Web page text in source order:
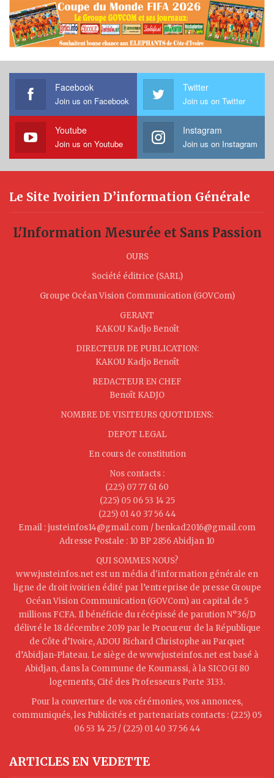
Facebook
Join us on Facebook
Twitter
Join us on Twitter
Youtube
Join us on Youtube
Instagram
Join us on Instagram
Le Site Ivoirien D’information Générale
L'Information Mesurée et Sans Passion
OURS
Société éditrice (SARL)
Groupe Océan Vision Communication (GOVCom)
GERANT
KAKOU Kadjo Benoît
DIRECTEUR DE PUBLICATION:
KAKOU Kadjo Benoît
REDACTEUR EN CHEF
Benoît KADJO
NOMBRE DE VISITEURS QUOTIDIENS:
DEPOT LEGAL
En cours de constitution
Nos contacts :
(225) 07 77 61 60
(225) 05 06 53 14 25
(225) 01 40 37 56 44
Email : justeinfos14@gmail.com / benkad2016@gmail.com
Adresse Postale : 10 BP 2856 Abidjan 10
QUI SOMMES NOUS?
www.justeinfos.net est un média d'information générale en
ligne de droit ivoirien édité par l’entreprise de presse Groupe
Océan Vision Communication (GOVCom) au capital de 5
millions FCFA. Il bénéficie du récépissé de parution N°36/D
délivré le 18 décembre 2019 par le Procureur de la République
de Côte d’Ivoire, ADOU Richard Christophe au Parquet
d’Abidjan-Plateau. Le siège de www.justeinfos.net est basé à
Abidjan, dans la Commune de Koumassi, à la SICOGI 80
logements, Cité des Professeurs Porte 3133.
Pour la couverture de vos cérémonies, vos annonces,
communiqués, les Publicités et partenariats contacts : (225) 05
06 53 14 25 / (225) 01 40 37 56 44
ARTICLES EN VEDETTE